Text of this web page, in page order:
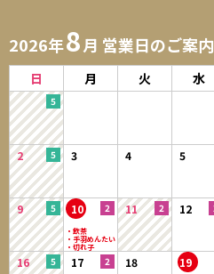
2026年8月 営業日のご案内
日 月 火 水
2 3 4 5
9 10 11 12
16 17 18 19